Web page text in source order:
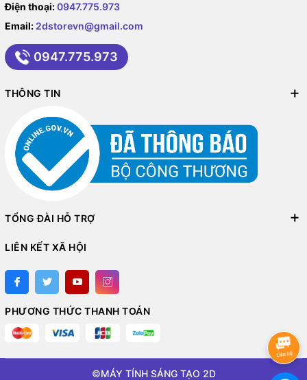
Điện thoại:0947.775.973
Email: 2dstorevn@gmail.com
0947.775.973
THÔNG TIN
TỔNG ĐÀI HỖ TRỢ
LIÊN KẾT XÃ HỘI
PHƯƠNG THỨC THANH TOÁN
©MÁY TÍNH SÁNG TẠO 2D